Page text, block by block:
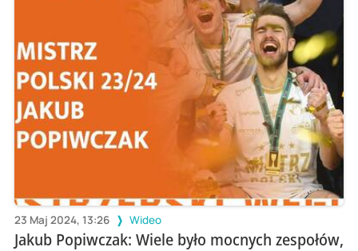
23 Maj 2024, 13:26 Wideo
Jakub Popiwczak: Wiele było mocnych zespołów,